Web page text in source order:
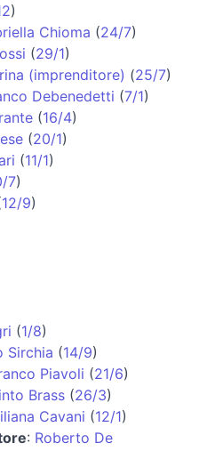
)
Chioma (24/7)
(29/1)
(imprenditore) (25/7)
Debenedetti (7/1)
(16/4)
(20/1)
(11/1)
7)
12/9)
(1/8)
Sirchia (14/9)
Piavoli (21/6)
Brass (26/3)
Cavani (12/1)
: Roberto De